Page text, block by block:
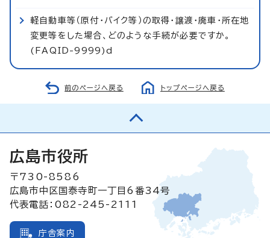
軽自動車等（原付・バイク等）の取得・譲渡・廃車・所在地
変更等をした場合、どのような手続が必要ですか。
(FAQID-9999)d
前のページへ戻る トップページへ戻る
広島市役所
〒730-8586
広島市中区国泰寺町一丁目6番34号
代表電話：082-245-2111
庁舎案内